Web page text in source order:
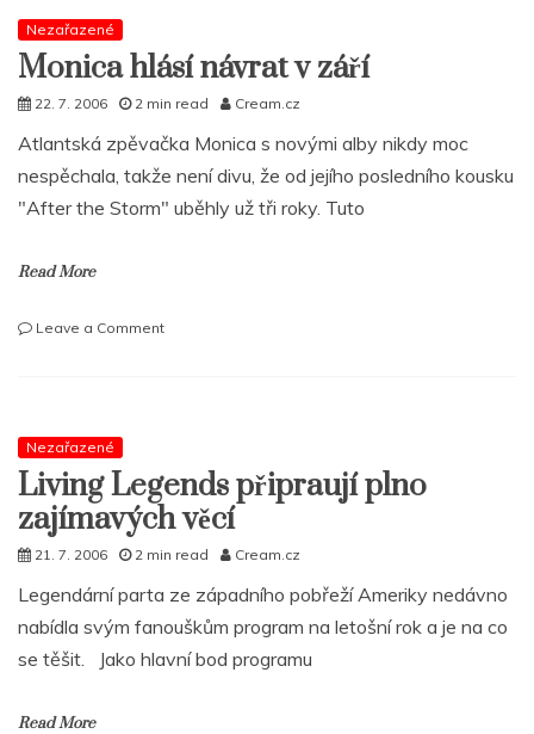
váš
‚Feedback‘
Nezařazené
Monica hlásí návrat v září
22. 7. 2006 2 min read Cream.cz
Atlantská zpěvačka Monica s novými alby nikdy moc
nespěchala, takže není divu, že od jejího posledního kousku
"After the Storm" uběhly už tři roky. Tuto
Read More
Leave a Commenton
Nezařazené
Living Legends připraují plno
zajímavých věcí
21. 7. 2006 2 min read Cream.cz
Legendární parta ze západního pobřeží Ameriky nedávno
nabídla svým fanouškům program na letošní rok a je na co
se těšit. Jako hlavní bod programu
Read More